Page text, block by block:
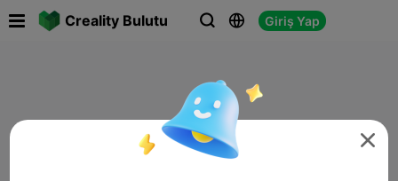
Creality Bulutu   Giriş Yap
